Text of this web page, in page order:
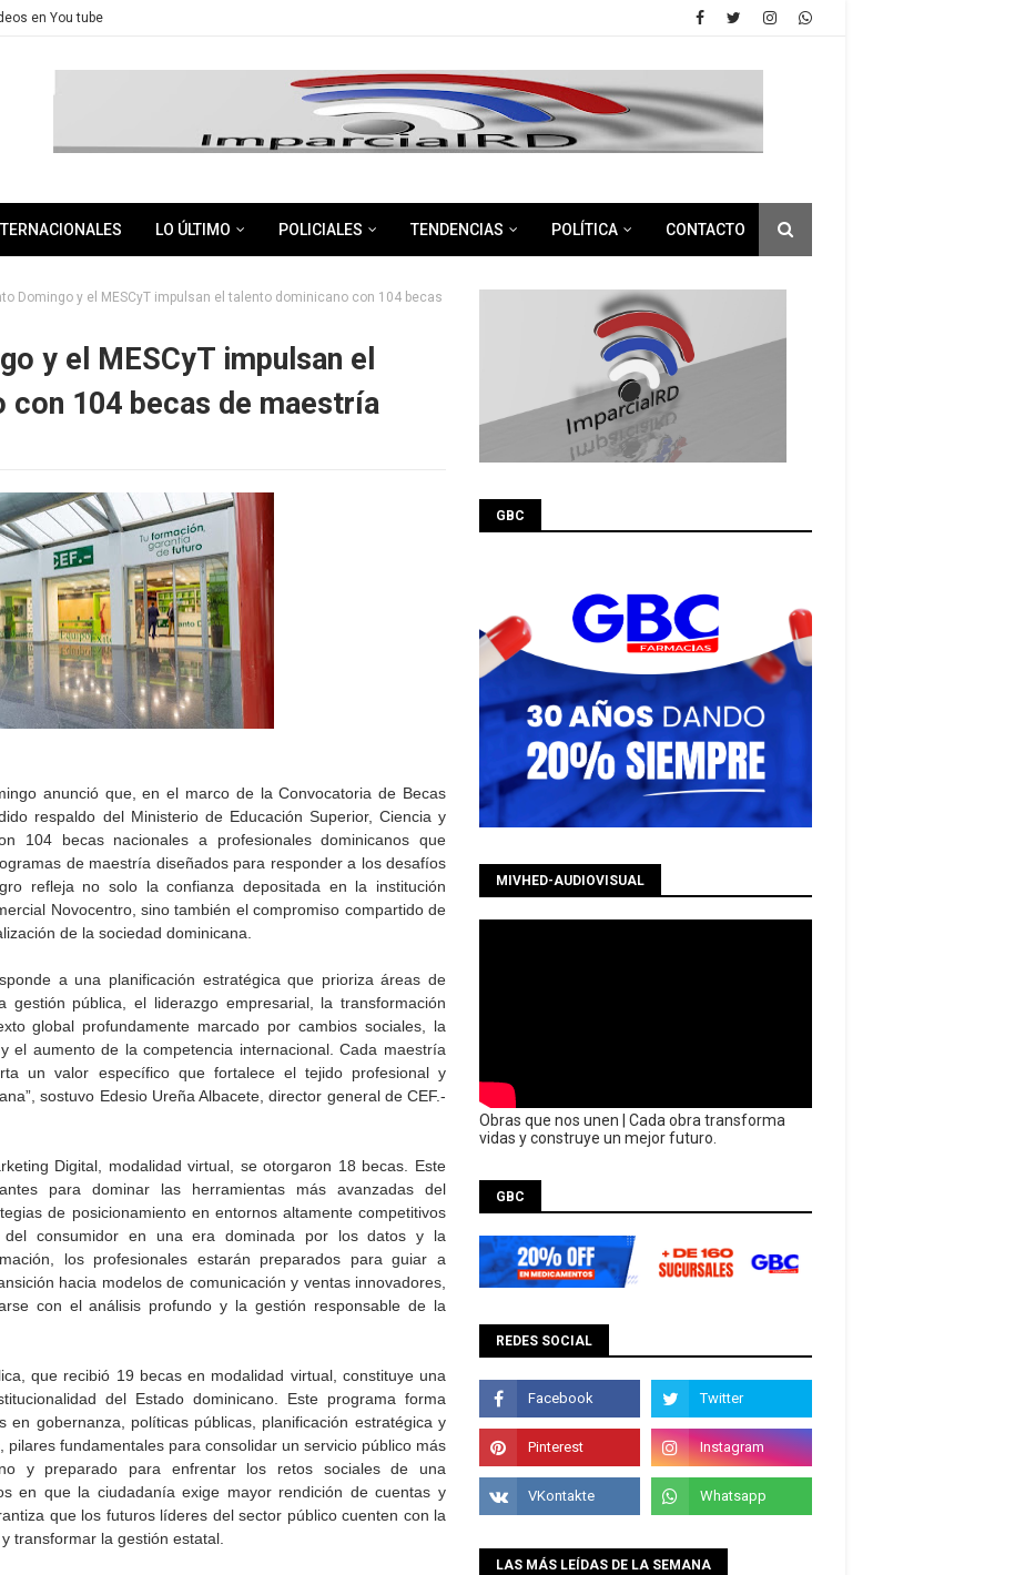
en You tube
LO ÚLTIMO POLICIALES TENDENCIAS POLÍTICA CONTACTO
Domingo y el MESCyT impulsan el talento dominicano con 104 becas
y el MESCyT impulsan el
con 104 becas de maestría
anunció que, en el marco de la Convocatoria de Becas
respaldo del Ministerio de Educación Superior, Ciencia y
104 becas nacionales a profesionales dominicanos que
de maestría diseñados para responder a los desafíos
refleja no solo la confianza depositada en la institución
Novocentro, sino también el compromiso compartido de
de la sociedad dominicana.
a una planificación estratégica que prioriza áreas de
gestión pública, el liderazgo empresarial, la transformación
global profundamente marcado por cambios sociales, la
el aumento de la competencia internacional. Cada maestría
un valor específico que fortalece el tejido profesional y
sostuvo Edesio Ureña Albacete, director general de CEF.-
Digital, modalidad virtual, se otorgaron 18 becas. Este
para dominar las herramientas más avanzadas del
de posicionamiento en entornos altamente competitivos
del consumidor en una era dominada por los datos y la
los profesionales estarán preparados para guiar a
hacia modelos de comunicación y ventas innovadores,
con el análisis profundo y la gestión responsable de la
que recibió 19 becas en modalidad virtual, constituye una
del Estado dominicano. Este programa forma
en gobernanza, políticas públicas, planificación estratégica y
fundamentales para consolidar un servicio público más
y preparado para enfrentar los retos sociales de una
en que la ciudadanía exige mayor rendición de cuentas y
que los futuros líderes del sector público cuenten con la
transformar la gestión estatal.
GBC
MIVHED-AUDIOVISUAL
Obras que nos unen | Cada obra transforma
vidas y construye un mejor futuro.
GBC
REDES SOCIAL
LAS MÁS LEÍDAS DE LA SEMANA